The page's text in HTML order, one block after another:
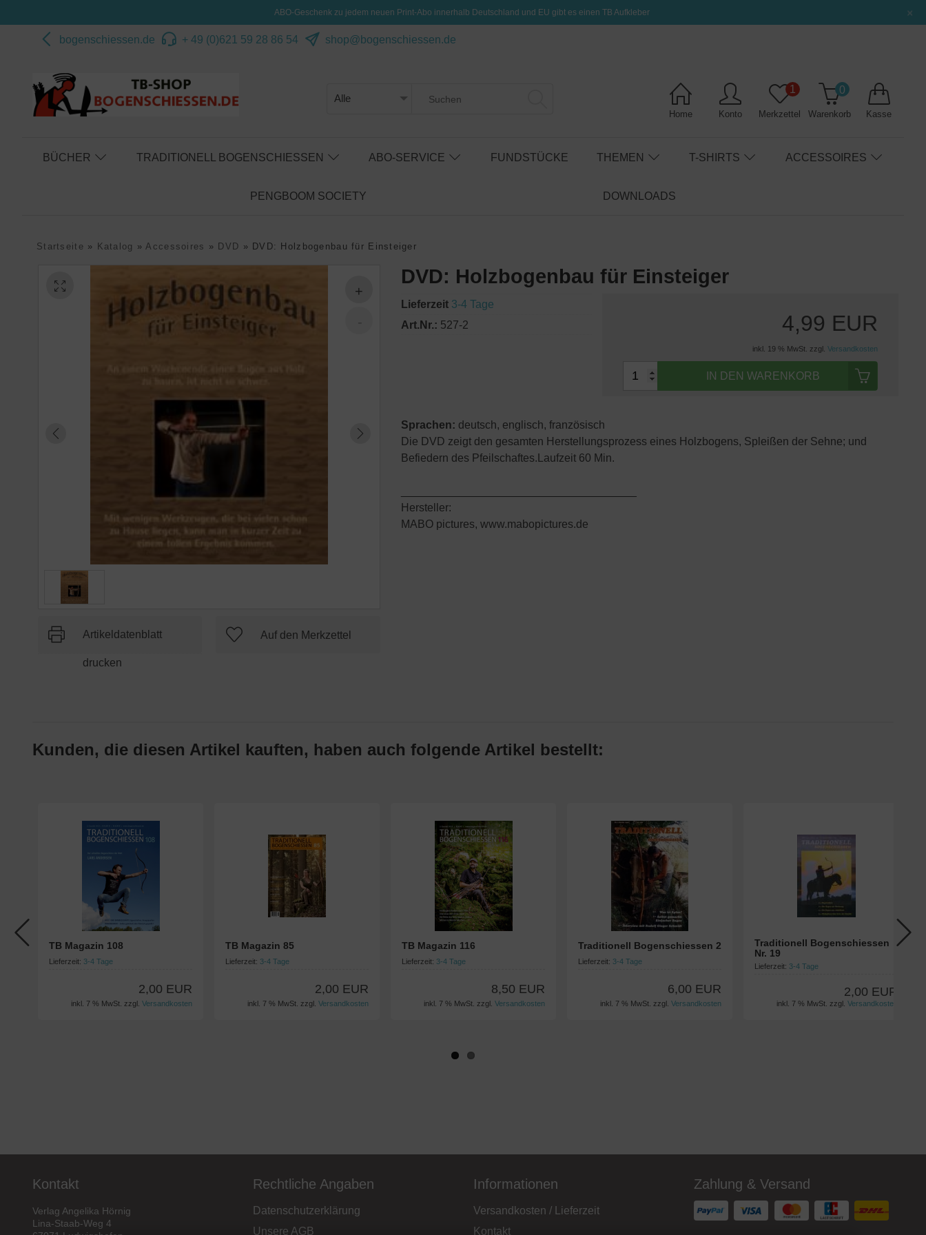
ABO-Geschenk zu jedem neuen Print-Abo innerhalb Deutschland und EU gibt es einen TB Aufkleber ×
bogenschiessen.de + 49 (0)621 59 28 86 54 shop@bogenschiessen.de
Home Konto Merkzettel
1
Warenkorb
0
Kasse
BÜCHER TRADITIONELL BOGENSCHIESSEN ABO-SERVICE FUNDSTÜCKE THEMEN T-SHIRTS ACCESSOIRES
PENGBOOM SOCIETY DOWNLOADS
Startseite » Katalog »Accessoires » DVD » DVD: Holzbogenbau für Einsteiger
Artikeldatenblatt
drucken
DVD: Holzbogenbau für Einsteiger
Lieferzeit 3-4 Tage
Art.Nr.: 527-2 4,99 EUR
inkl. 19 % MwSt. zzgl. Versandkosten
IN DEN WARENKORB
Sprachen: deutsch, englisch, französisch
Die DVD zeigt den gesamten Herstellungsprozess eines Holzbogens, Spleißen der Sehne; und
Befiedern des Pfeilschaftes.Laufzeit 60 Min.
Hersteller:
MABO pictures, www.mabopictures.de
Kunden, die diesen Artikel kauften, haben auch folgende Artikel bestellt:
TB Magazin 108
Lieferzeit: 3-4 Tage
2,00 EUR
inkl. 7 % MwSt. zzgl. Versandkosten
TB Magazin 85
Lieferzeit: 3-4 Tage
2,00 EUR
inkl. 7 % MwSt. zzgl. Versandkosten
TB Magazin 116
Lieferzeit: 3-4 Tage
8,50 EUR
inkl. 7 % MwSt. zzgl. Versandkosten
Traditionell Bogenschiessen 2
Lieferzeit: 3-4 Tage
6,00 EUR
inkl. 7 % MwSt. zzgl. Versandkosten
Traditionell Bogenschiessen
Nr. 19
Lieferzeit: 3-4 Tage
2,00 EUR
inkl. 7 % MwSt. zzgl. Versandkosten
Kontakt
Verlag Angelika Hörnig
Lina-Staab-Weg 4
Rechtliche Angaben
Datenschutzerklärung
Unsere AGB
Informationen
Versandkosten / Lieferzeit
Kontakt
Zahlung & Versand